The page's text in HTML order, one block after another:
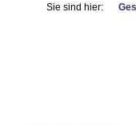
Sie sind hier: